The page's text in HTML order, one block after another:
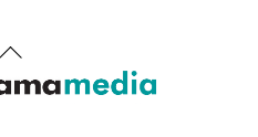
Back
To